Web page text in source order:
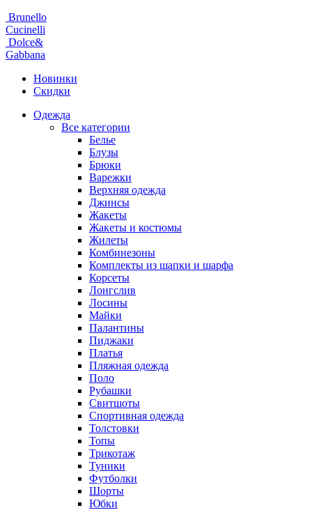
Brunello
Cucinelli
Dolce&
Gabbana
Новинки
Скидки
Одежда
Все категории
Белье
Блузы
Брюки
Варежки
Верхняя одежда
Джинсы
Жакеты
Жакеты и костюмы
Жилеты
Комбинезоны
Комплекты из шапки и шарфа
Корсеты
Лонгслив
Лосины
Майки
Палантины
Пиджаки
Платья
Пляжная одежда
Поло
Рубашки
Свитшоты
Спортивная одежда
Толстовки
Топы
Трикотаж
Туники
Футболки
Шорты
Юбки